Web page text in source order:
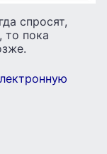
спросят,
то пока